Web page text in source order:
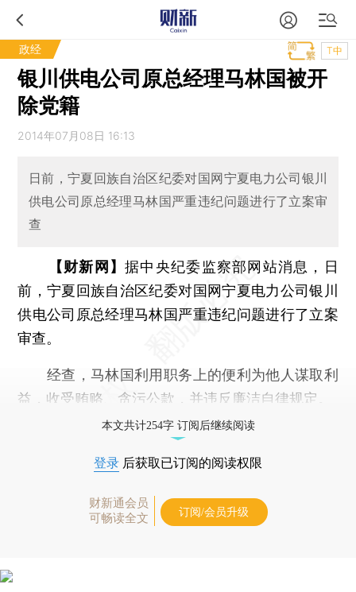
政经 T中
银川供电公司原总经理马林国被开
除党籍
2014年07月08日 16:13
日前，宁夏回族自治区纪委对国网宁夏电力公司银川
供电公司原总经理马林国严重违纪问题进行了立案审
查
【财新网】据中央纪委监察部网站消息，日
前，宁夏回族自治区纪委对国网宁夏电力公司银川
供电公司原总经理马林国严重违纪问题进行了立案
审查。
经查，马林国利用职务上的便利为他人谋取利
益，收受贿赂、贪污公款，并违反廉洁自律规定。
本文共计254字 订阅后继续阅读
登录 后获取已订阅的阅读权限
财新通会员
可畅读全文
订阅/会员升级